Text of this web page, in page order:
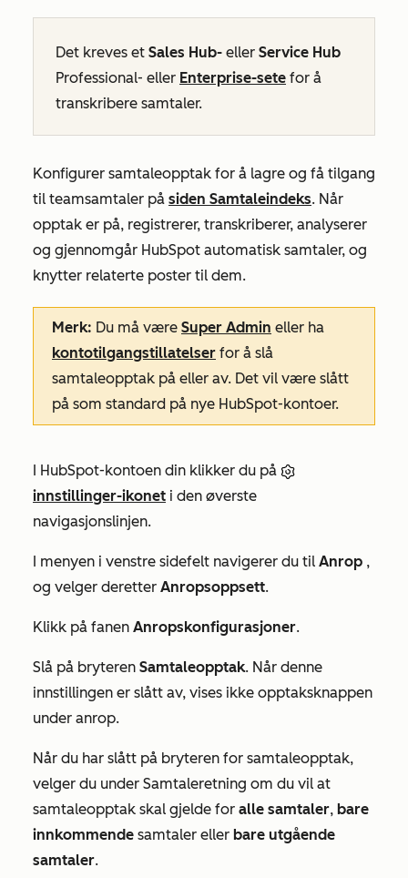
Det kreves et Sales Hub- eller Service Hub
Professional- eller Enterprise-sete for å
transkribere samtaler.
Konfigurer samtaleopptak for å lagre og få tilgang
til teamsamtaler på siden Samtaleindeks. Når
opptak er på, registrerer, transkriberer, analyserer
og gjennomgår HubSpot automatisk samtaler, og
knytter relaterte poster til dem.
Merk: Du må være Super Admin eller ha
kontotilgangstillatelser for å slå
samtaleopptak på eller av. Det vil være slått
på som standard på nye HubSpot-kontoer.
I HubSpot-kontoen din klikker du på
innstillinger-ikonet i den øverste
navigasjonslinjen.
I menyen i venstre sidefelt navigerer du til Anrop ,
og velger deretter Anropsoppsett.
Klikk på fanen Anropskonfigurasjoner.
Slå på bryteren Samtaleopptak. Når denne
innstillingen er slått av, vises ikke opptaksknappen
under anrop.
Når du har slått på bryteren for samtaleopptak,
velger du under Samtaleretning om du vil at
samtaleopptak skal gjelde for alle samtaler, bare
innkommende samtaler eller bare utgående
samtaler.